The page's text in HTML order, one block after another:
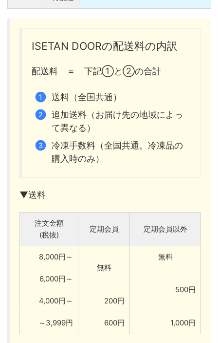
ISETAN DOORの配送料の内訳
配送料 ＝ 下記①と②の合計
送料（全国共通）
追加送料（お届け先の地域によっ
て異なる）
冷凍手数料（全国共通。冷凍品の
購入時のみ）
▼送料
注文金額
(税抜)
定期会員 定期会員以外
8,000円～
無料
無料
6,000円～
500円
4,000円～
200円
～3,999円 600円 1,000円